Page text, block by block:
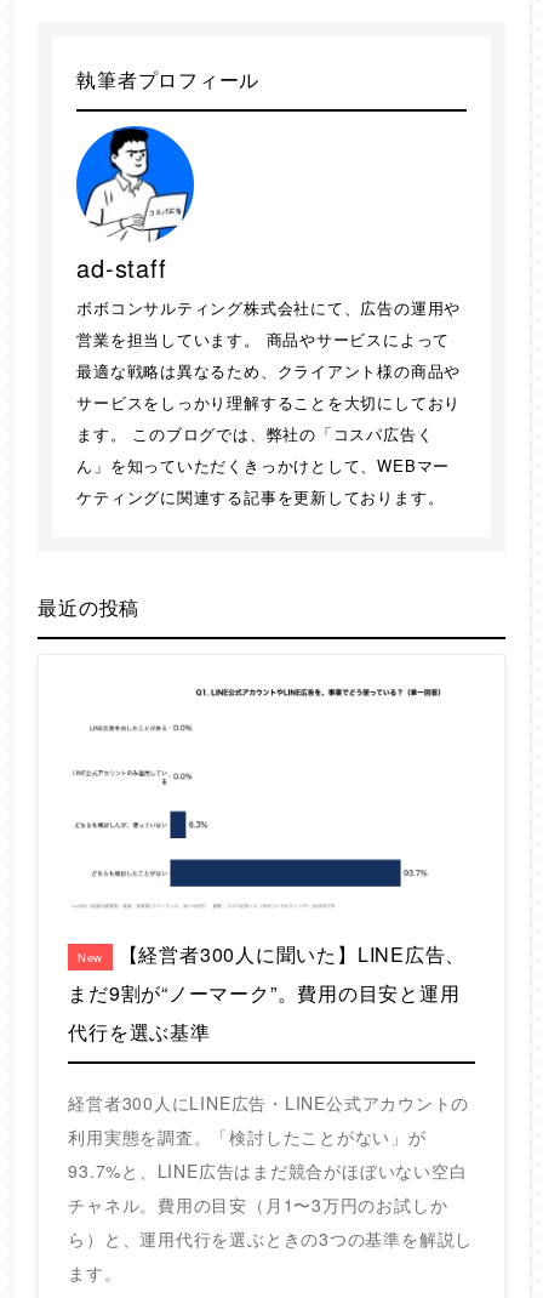
執筆者プロフィール
ad-staff
ボボコンサルティング株式会社にて、広告の運用や
営業を担当しています。 商品やサービスによって
最適な戦略は異なるため、クライアント様の商品や
サービスをしっかり理解することを大切にしており
ます。 このブログでは、弊社の「コスパ広告く
ん」を知っていただくきっかけとして、WEBマー
ケティングに関連する記事を更新しております。
最近の投稿
New
【経営者300人に聞いた】LINE広告、
まだ9割が“ノーマーク”。費用の目安と運用
代行を選ぶ基準
経営者300人にLINE広告・LINE公式アカウントの
利用実態を調査。「検討したことがない」が
93.7%と、LINE広告はまだ競合がほぼいない空白
チャネル。費用の目安（月1〜3万円のお試しか
ら）と、運用代行を選ぶときの3つの基準を解説し
ます。